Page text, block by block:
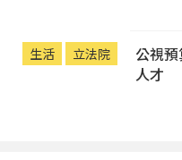
生活 立法院
公視
人才